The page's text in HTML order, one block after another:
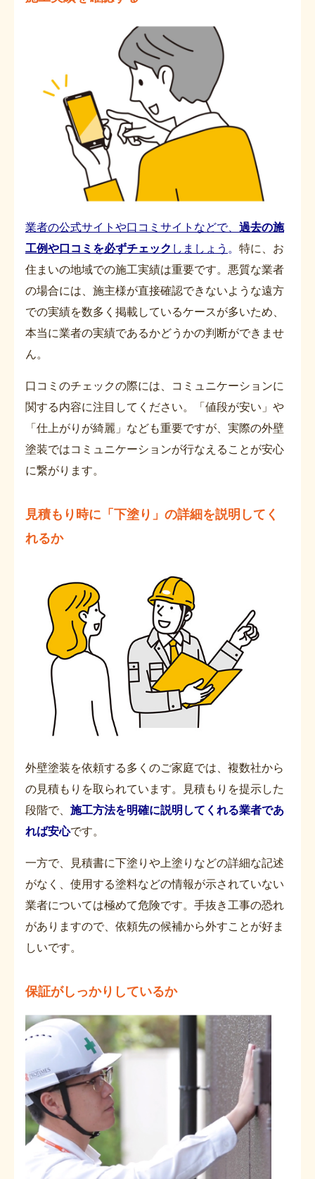
業者の公式サイトや口コミサイトなどで、 過去の施
工例や口コミを必ずチェック しましょう 。 特に、お
住まいの地域での施工実績は重要です。悪質な業者
の場合には、施主様が直接確認できないような遠方
での実績を数多く掲載しているケースが多いため、
本当に業者の実績であるかどうかの判断ができませ
ん。
口コミのチェックの際には、コミュニケーションに
関する内容に注目してください。「値段が安い」や
「仕上がりが綺麗」なども重要ですが、実際の外壁
塗装ではコミュニケーションが行なえることが安心
に繋がります。
見積もり時に「下塗り」の詳細を説明してく
れるか
外壁塗装を依頼する多くのご家庭では、複数社から
の見積もりを取られています。見積もりを提示した
段階で、 施工方法を明確に説明してくれる業者であ
れば安心です。
一方で、見積書に下塗りや上塗りなどの詳細な記述
がなく、使用する塗料などの情報が示されていない
業者については極めて危険です。手抜き工事の恐れ
がありますので、依頼先の候補から外すことが好ま
しいです。
保証がしっかりしているか